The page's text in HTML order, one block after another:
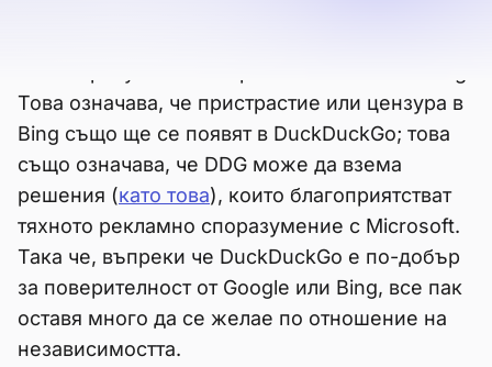
Това означава, че пристрастие или цензура в
Bing също ще се появят в DuckDuckGo; това
също означава, че DDG може да взема
решения (като това), които благоприятстват
тяхното рекламно споразумение с Microsoft.
Така че, въпреки че DuckDuckGo е по-добър
за поверителност от Google или Bing, все пак
оставя много да се желае по отношение на
независимостта.